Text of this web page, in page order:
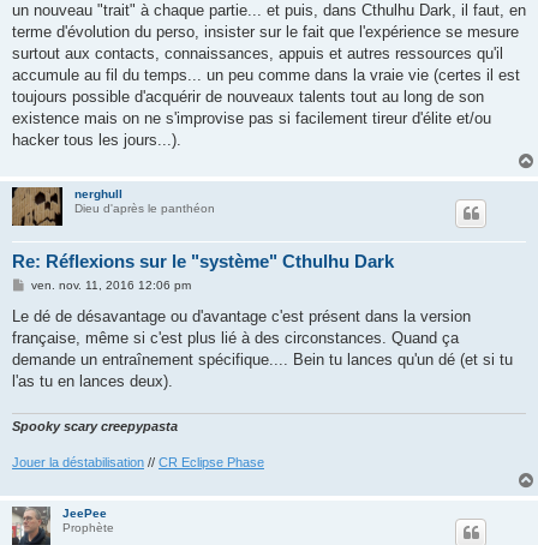
un nouveau "trait" à chaque partie... et puis, dans Cthulhu Dark, il faut, en
terme d'évolution du perso, insister sur le fait que l'expérience se mesure
surtout aux contacts, connaissances, appuis et autres ressources qu'il
accumule au fil du temps... un peu comme dans la vraie vie (certes il est
toujours possible d'acquérir de nouveaux talents tout au long de son
existence mais on ne s'improvise pas si facilement tireur d'élite et/ou
hacker tous les jours...).
nerghull
Dieu d'après le panthéon
Re: Réflexions sur le "système" Cthulhu Dark
M
s
a
g
ven. nov. 11, 2016 12:06 pm
Le dé de désavantage ou d'avantage c'est présent dans la version
française, même si c'est plus lié à des circonstances. Quand ça
demande un entraînement spécifique.... Bein tu lances qu'un dé (et si tu
l'as tu en lances deux).
Spooky scary creepypasta
Jouer la déstabilisation // CR Eclipse Phase
JeePee
Prophète